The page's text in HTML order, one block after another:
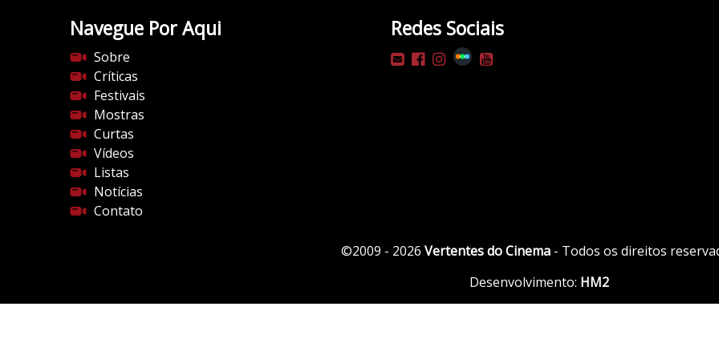
Navegue Por Aqui
Sobre
Críticas
Festivais
Mostras
Curtas
Vídeos
Listas
Notícias
Contato
Redes Sociais
©2009 - 2026 Vertentes do Cinema - Todos os direitos
Desenvolvimento: HM2